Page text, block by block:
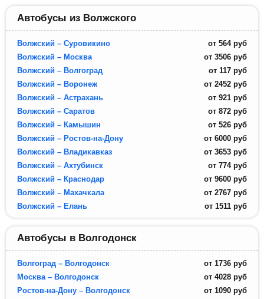
Автобусы из Волжского
Волжский – Суровикино от 564 руб
Волжский – Москва
от 3506 руб
Волжский – Волгоград
от 117 руб
Волжский – Воронеж
от 2452 руб
Волжский – Астрахань
от 921 руб
Волжский – Саратов
от 872 руб
Волжский – Камышин
от 526 руб
Волжский – Ростов-на-Дону
от 6000 руб
Волжский – Владикавказ
от 3653 руб
Волжский – Ахтубинск
от 774 руб
Волжский – Краснодар
от 9600 руб
Волжский – Махачкала
от 2767 руб
Волжский – Елань
от 1511 руб
Автобусы в Волгодонск
Волгоград – Волгодонск от 1736 руб
Москва – Волгодонск
от 4028 руб
Ростов-на-Дону – Волгодонск
от 1090 руб